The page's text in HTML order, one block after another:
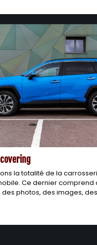
la totalité de la
Ce dernier comprend
photos, des images,